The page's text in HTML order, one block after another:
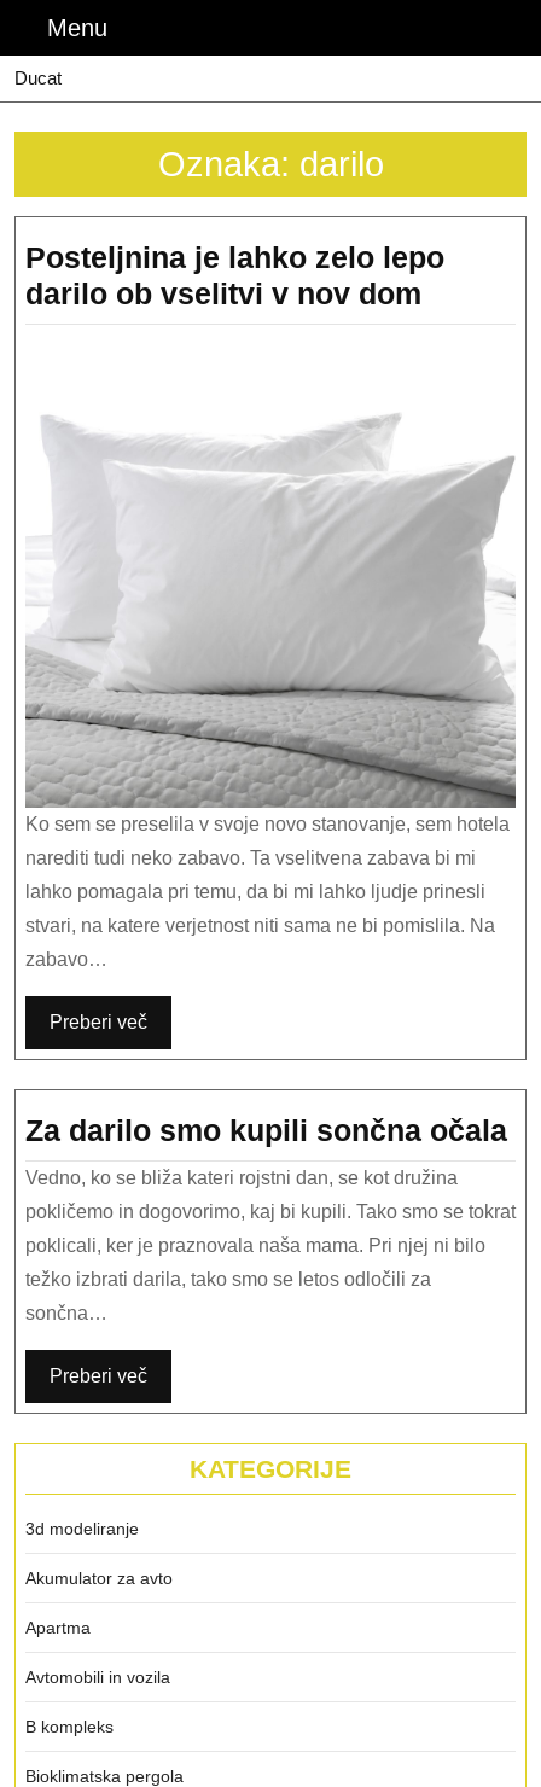
content
Menu
Ducat
Oznaka: darilo
Posteljnina je lahko zelo lepo
darilo ob vselitvi v nov dom
je
darilo
ob
vselitvi
dom
Ko sem se preselila v svoje novo stanovanje, sem hotela
narediti tudi neko zabavo. Ta vselitvena zabava bi mi
lahko pomagala pri temu, da bi mi lahko ljudje prinesli
stvari, na katere verjetnost niti sama ne bi pomislila. Na
zabavo…
Preberi več
Za darilo smo kupili sončna očalaZa
Vedno, ko se bliža kateri rojstni dan, se kot družina
pokličemo in dogovorimo, kaj bi kupili. Tako smo se tokrat
poklicali, ker je praznovala naša mama. Pri njej ni bilo
težko izbrati darila, tako smo se letos odločili za
sončna…
Preberi več
KATEGORIJE
3d modeliranje
Akumulator za avto
Apartma
Avtomobili in vozila
B kompleks
Bioklimatska pergola